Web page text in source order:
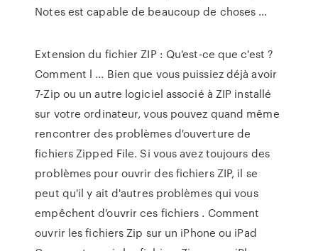
Notes est capable de beaucoup de choses ...
Extension du fichier ZIP : Qu'est-ce que c'est ?
Comment l ... Bien que vous puissiez déjà avoir
7-Zip ou un autre logiciel associé à ZIP installé
sur votre ordinateur, vous pouvez quand même
rencontrer des problèmes d'ouverture de
fichiers Zipped File. Si vous avez toujours des
problèmes pour ouvrir des fichiers ZIP, il se
peut qu'il y ait d'autres problèmes qui vous
empêchent d'ouvrir ces fichiers . Comment
ouvrir les fichiers Zip sur un iPhone ou iPad